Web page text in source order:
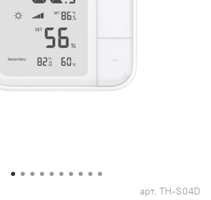
арт. TH-S04D